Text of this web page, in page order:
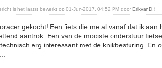
is het laatst bewerkt op 01-Jun-2017, 04:52 PM doorErikvanD .)
gekocht! Een fiets die me al vanaf dat ik aan
aantrok. Een van de mooiste onderstuur
erg interessant met de knikbesturing. En